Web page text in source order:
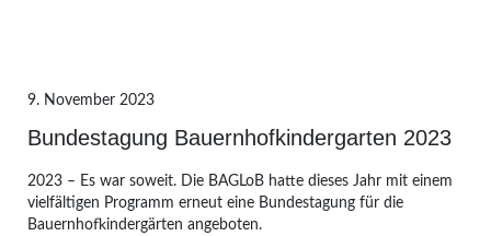
9. November 2023
Bundestagung Bauernhofkindergarten 2023
2023 – Es war soweit. Die BAGLoB hatte dieses Jahr mit einem
vielfältigen Programm erneut eine Bundestagung für die
Bauernhofkindergärten angeboten.